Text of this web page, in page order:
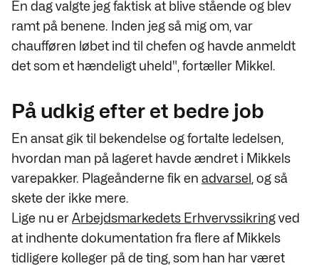
Én dag valgte jeg faktisk at blive stående og blev
ramt på benene. Inden jeg så mig om, var
chaufføren løbet ind til chefen og havde anmeldt
det som et hændeligt uheld", fortæller Mikkel.
På udkig efter et bedre job
En ansat gik til bekendelse og fortalte ledelsen,
hvordan man på lageret havde ændret i Mikkels
varepakker. Plageånderne fik en advarsel , og så
skete der ikke mere.
Lige nu erArbejdsmarkedets Erhvervssikringved
at indhente dokumentation fra flere af Mikkels
tidligere kolleger på de ting, som han har været